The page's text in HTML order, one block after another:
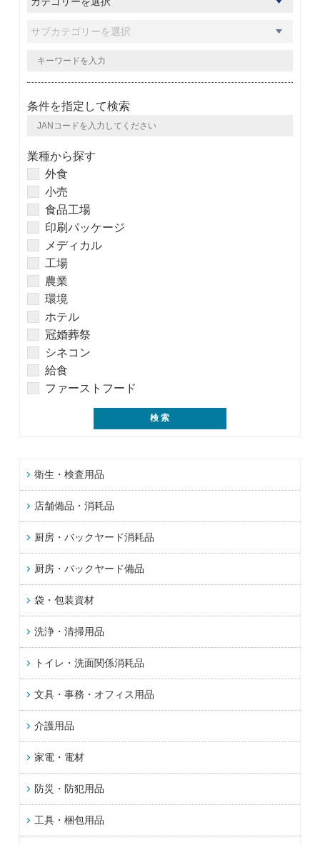
条件を指定して検索
業種から探す
外食
小売
食品工場
印刷パッケージ
メディカル
工場
農業
環境
ホテル
冠婚葬祭
シネコン
給食
ファーストフード
衛生・検査用品
店舗備品・消耗品
厨房・バックヤード消耗品
厨房・バックヤード備品
袋・包装資材
洗浄・清掃用品
トイレ・洗面関係消耗品
文具・事務・オフィス用品
介護用品
家電・電材
防災・防犯用品
工具・梱包用品